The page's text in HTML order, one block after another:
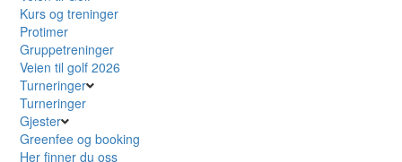
Kurs og treninger
Protimer
Gruppetreninger
Veien til golf 2026
Turneringer
Turneringer
Gjester
Greenfee og booking
Her finner du oss